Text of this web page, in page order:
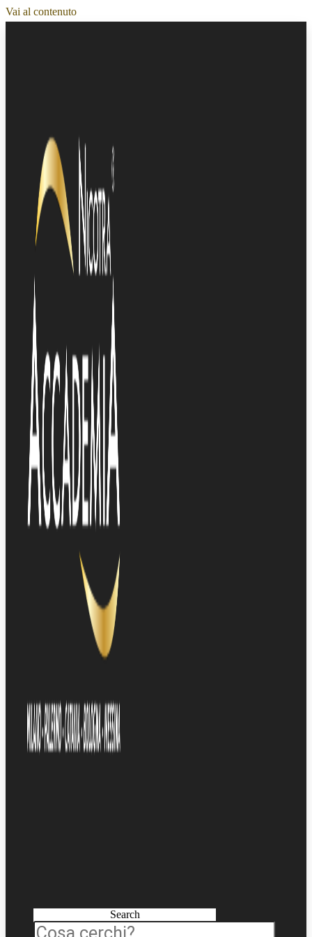
Vai al contenuto
Search